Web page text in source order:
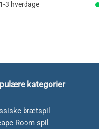
3 hverdage
kategorier
brætspil
Room spil